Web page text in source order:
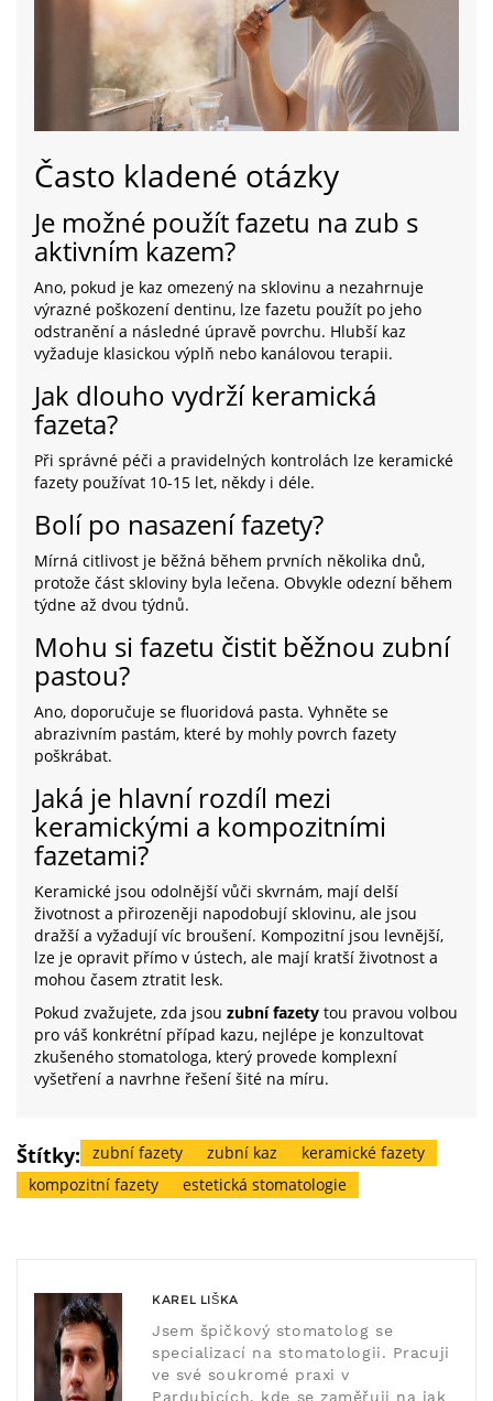
Často kladené otázky
Je možné použít fazetu na zub s
aktivním kazem?
Ano, pokud je kaz omezený na sklovinu a nezahrnuje
výrazné poškození dentinu, lze fazetu použít po jeho
odstranění a následné úpravě povrchu. Hlubší kaz
vyžaduje klasickou výplň nebo kanálovou terapii.
Jak dlouho vydrží keramická
fazeta?
Při správné péči a pravidelných kontrolách lze keramické
fazety používat 10-15 let, někdy i déle.
Bolí po nasazení fazety?
Mírná citlivost je běžná během prvních několika dnů,
protože část skloviny byla lečena. Obvykle odezní během
týdne až dvou týdnů.
Mohu si fazetu čistit běžnou zubní
pastou?
Ano, doporučuje se fluoridová pasta. Vyhněte se
abrazivním pastám, které by mohly povrch fazety
poškrábat.
Jaká je hlavní rozdíl mezi
keramickými a kompozitními
fazetami?
Keramické jsou odolnější vůči skvrnám, mají delší
životnost a přirozeněji napodobují sklovinu, ale jsou
dražší a vyžadují víc broušení. Kompozitní jsou levnější,
lze je opravit přímo v ústech, ale mají kratší životnost a
mohou časem ztratit lesk.
Pokud zvažujete, zda jsou zubní fazety tou pravou volbou
pro váš konkrétní případ kazu, nejlépe je konzultovat
zkušeného stomatologa, který provede komplexní
vyšetření a navrhne řešení šité na míru.
Štítky: zubní fazety zubní kaz
keramické fazety
kompozitní fazety
estetická stomatologie
KAREL LIŠKA
Jsem špičkový stomatolog se
specializací na stomatologii. Pracuji
ve své soukromé praxi v
Pardubicích, kde se zaměřuji na jak